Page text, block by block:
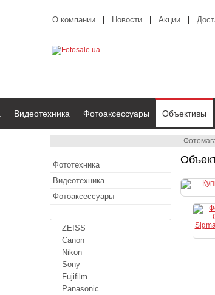
О компании Новости Акции
Видеотехника Фотоаксессуары Объективы
Фототехника
Видеотехника
Фотоаксессуары
ZEISS
Canon
Nikon
Sony
Fujifilm
Panasonic